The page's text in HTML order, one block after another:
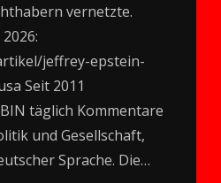
vernetzte.
jeffrey-epstein-
Seit 2011
täglich Kommentare
und Gesellschaft,
Sprache. Die…